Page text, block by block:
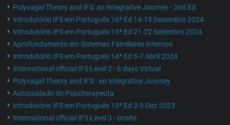
Polyvagal Theory and IFS: an Integrative Journey - 2nd Ed
Introdutório IFS em Português 16ª Ed 14-15 Dezembro 2024
Introdutório IFS em Português 15ª Ed 21-22 Setembro 2024
Aprofundamento em Sistemas Familiares Internos
Introdutório IFS em Português 14ª Ed 6-7 Abril 2024
International official IFS Level 2 - 6 days Virtual
Polyvagal Theory and IFS - an Integrative Journey
Autocuidado do Psicoterapeuta
Introdutório IFS em Português 13ª Ed 2-3 Dez 2023
International official IFS Level 3 - onsite